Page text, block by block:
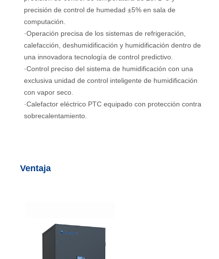
precisión de control de humedad ±5% en sala de
computación.
·Operación precisa de los sistemas de refrigeración,
calefacción, deshumidificación y humidificación dentro de
una innovadora tecnología de control predictivo.
·Control preciso del sistema de humidificación con una
exclusiva unidad de control inteligente de humidificación
con vapor seco.
·Calefactor eléctrico PTC equipado con protección contra
sobrecalentamiento.
Ventaja